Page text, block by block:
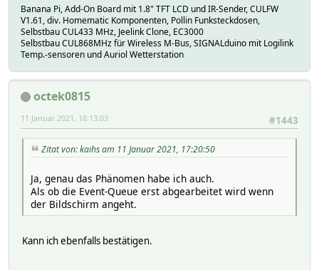
Banana Pi, Add-On Board mit 1.8" TFT LCD und IR-Sender, CULFW
V1.61, div. Homematic Komponenten, Pollin Funksteckdosen,
Selbstbau CUL433 MHz, Jeelink Clone, EC3000
Selbstbau CUL868MHz für Wireless M-Bus, SIGNALduino mit Logilink
Temp.-sensoren und Auriol Wetterstation
octek0815
#1443
11 Januar 2021, 18:13:03
Zitat von: kaihs am 11 Januar 2021, 17:20:50
Ja, genau das Phänomen habe ich auch.
Als ob die Event-Queue erst abgearbeitet wird wenn
der Bildschirm angeht.
Kann ich ebenfalls bestätigen.